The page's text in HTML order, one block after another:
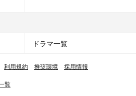
いた（第6回沖縄国際映画祭出品
）- 佑治 役
公開、ギャガ） - 金髪の男 役
ドラマ一覧
利用規約 推奨環境 採用情報
覧